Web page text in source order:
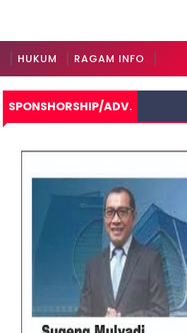
HUKUM RAGAM INFO
SPONSHORSHIP/ADV.